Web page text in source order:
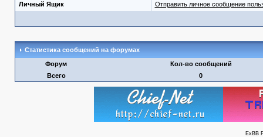
Личный Ящик Отправить личное сообщение
Статистика сообщений на форумах
Форум
Кол-во сообщений
Всего
0
ExBB